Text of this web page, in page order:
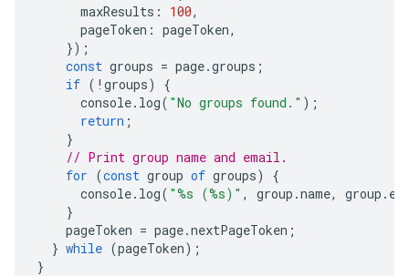
maxResults : 100,
pageToken : pageToken,
});
const groups = page.groups ;
if ( ! groups)
{
console. log( "No groups found." );
return ;
}
// Print group name and email.
for (const group of groups)
{
console. log( "%s (%s)" , group .name, group .
}
pageToken = page.nextPageToken ;
} while (pageToken);
}